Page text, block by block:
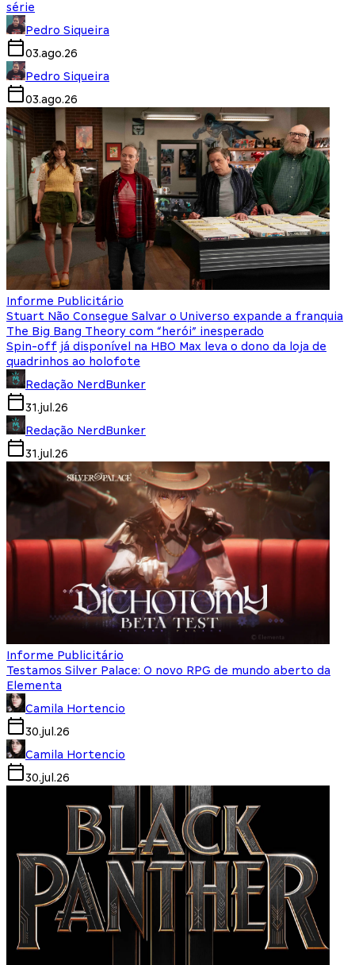
série
Pedro Siqueira
03.ago.26
Pedro Siqueira
03.ago.26
Informe Publicitário
Stuart Não Consegue Salvar o Universo expande a franquia
The Big Bang Theory com “herói” inesperado
Spin-off já disponível na HBO Max leva o dono da loja de
quadrinhos ao holofote
Redação NerdBunker
31.jul.26
Redação NerdBunker
31.jul.26
Informe Publicitário
Testamos Silver Palace: O novo RPG de mundo aberto da
Elementa
Camila Hortencio
30.jul.26
Camila Hortencio
30.jul.26